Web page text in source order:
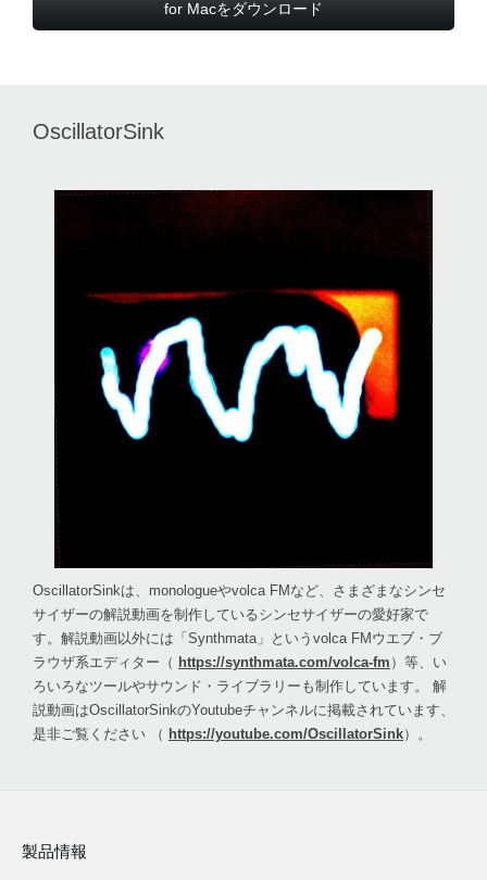
for Macをダウンロード
OscillatorSink
OscillatorSinkは、monologueやvolca FMなど、さまざまなシンセ
サイザーの解説動画を制作しているシンセサイザーの愛好家で
す。解説動画以外には「Synthmata」というvolca FMウエブ・ブ
ラウザ系エディター（ https://synthmata.com/volca-fm ）等、い
ろいろなツールやサウンド・ライブラリーも制作しています。 解
説動画はOscillatorSinkのYoutubeチャンネルに掲載されています、
是非ご覧ください （ https://youtube.com/OscillatorSink）。
製品情報